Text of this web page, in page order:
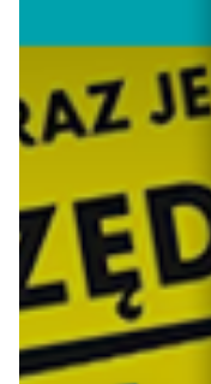
aktualna
Biedronka